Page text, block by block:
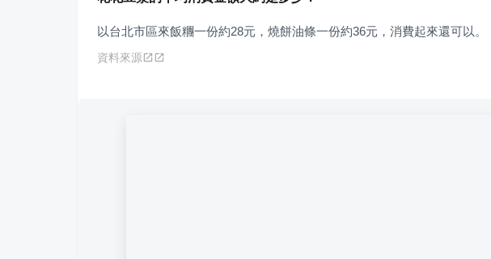
以台北市區來飯糰一份約28元，燒餅油條一份約36元，消費起來還可以。
資料來源